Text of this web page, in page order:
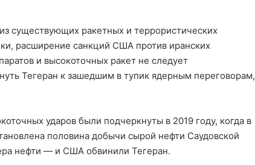
существующих ракетных и террористических
расширение санкций США против иранских
и высокоточных ракет не следует
Тегеран к зашедшим в тупик ядерным переговорам,
ударов были подчеркнуты в 2019 году, когда в
​​половина добычи сырой нефти Саудовской
нефти — и США обвинили Тегеран.